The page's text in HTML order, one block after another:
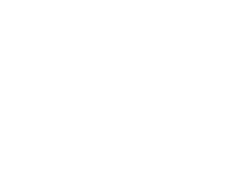
and see latest updates, news, information In